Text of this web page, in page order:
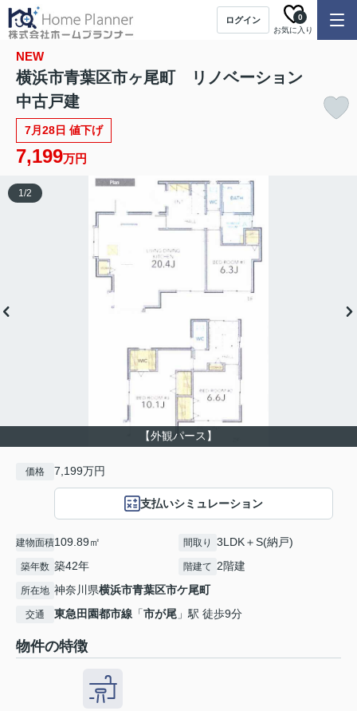
ログイン
お気に入り
0
NEW
横浜市青葉区市ヶ尾町 リノベーション
中古戸建
7月28日 値下げ
7,199万円
【外観パース】
1/2
価格 7,199万円
支払いシミュレーション
建物面積109.89㎡ 間取り 3LDK＋S(納戸)
築年数 築42年 階建て 2階建
所在地 神奈川県横浜市青葉区市ケ尾町
交通 東急田園都市線 「市が尾 」駅 徒歩9分
物件の特徴